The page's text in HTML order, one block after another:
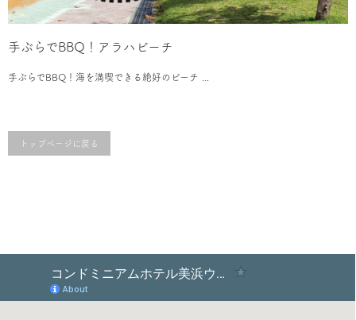
手ぶらでBBQ！アラハビーチ
手ぶらでBBQ！海を満喫できる絶好のビーチ ...
トップページに戻る